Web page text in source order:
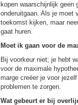
kopen waarschijnlijk geen
onderuitgaan. Als je moet
toekomst kijken, maar
gaat huren.
Moet ik gaan voor de
Bij voorkeur niet; je hebt
voor de maximale
marge creëer je voor
problemen te zorgen.
Wat gebeurt er bij